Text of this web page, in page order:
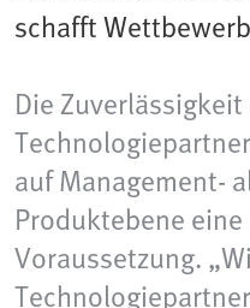
schafft
Die
auf Management-
Produktebene
Voraussetzung.